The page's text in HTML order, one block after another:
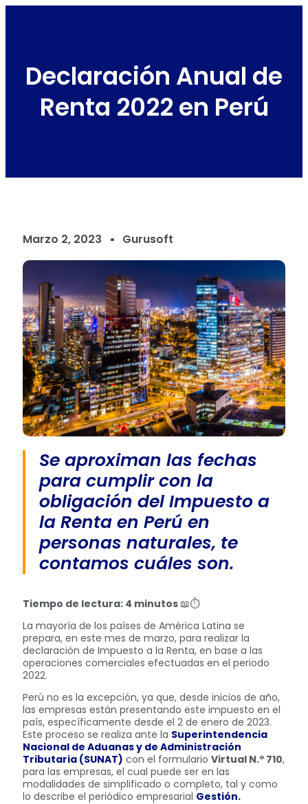
Declaración Anual de
Renta 2022 en Perú
Marzo 2, 2023 Gurusoft
Se aproximan las fechas
para cumplir con la
obligación del Impuesto a
la Renta en Perú en
personas naturales, te
contamos cuáles son.
Tiempo de lectura: 4 minutos 📖⏱
La mayoría de los países de América Latina se
prepara, en este mes de marzo, para realizar la
declaración de Impuesto a la Renta, en base a las
operaciones comerciales efectuadas en el periodo
2022.
Perú no es la excepción, ya que, desde inicios de año,
las empresas están presentando este impuesto en el
país, específicamente desde el 2 de enero de 2023.
Este proceso se realiza ante la Superintendencia
Nacional de Aduanas y de Administración
Tributaria (SUNAT) con el formulario Virtual N.º 710,
para las empresas, el cual puede ser en las
modalidades de simplificado o completo, tal y como
lo describe el periódico empresarial Gestión.